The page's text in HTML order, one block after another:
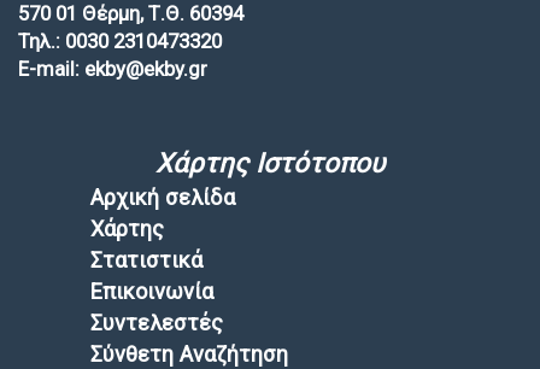
570 01 Θέρμη, Τ.Θ. 60394
Τηλ.: 0030 2310473320
E-mail: ekby@ekby.gr
Χάρτης Ιστότοπου
Αρχική σελίδα
Χάρτης
Στατιστικά
Επικοινωνία
Συντελεστές
Σύνθετη Αναζήτηση